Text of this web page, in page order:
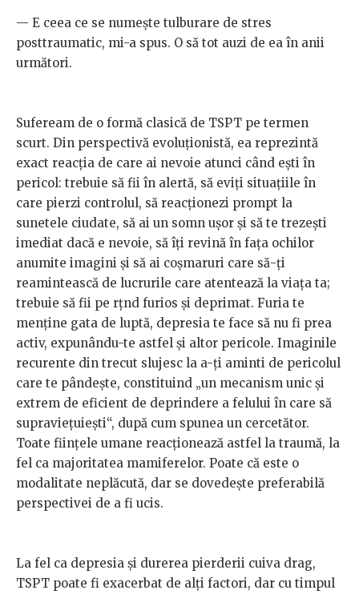
— E ceea ce se numește tulburare de stres
posttraumatic, mi-a spus. O să tot auzi de ea în anii
următori.
Sufeream de o formă clasică de TSPT pe termen
scurt. Din perspectivă evoluționistă, ea reprezintă
exact reacția de care ai nevoie atunci când ești în
pericol: trebuie să fii în alertă, să eviți situațiile în
care pierzi controlul, să reacționezi prompt la
sunetele ciudate, să ai un somn ușor și să te trezești
imediat dacă e nevoie, să îți revină în fața ochilor
anumite imagini și să ai coșmaruri care să-ți
reamintească de lucrurile care atentează la viața ta;
trebuie să fii pe rțnd furios și deprimat. Furia te
menține gata de luptă, depresia te face să nu fi prea
activ, expunându-te astfel și altor pericole. Imaginile
recurente din trecut slujesc la a-ți aminti de pericolul
care te pândește, constituind „un mecanism unic și
extrem de eficient de deprindere a felului în care să
supraviețuiești“, după cum spunea un cercetător.
Toate ființele umane reacționează astfel la traumă, la
fel ca majoritatea mamiferelor. Poate că este o
modalitate neplăcută, dar se dovedește preferabilă
perspectivei de a fi ucis.
La fel ca depresia și durerea pierderii cuiva drag,
TSPT poate fi exacerbat de alți factori, dar cu timpul